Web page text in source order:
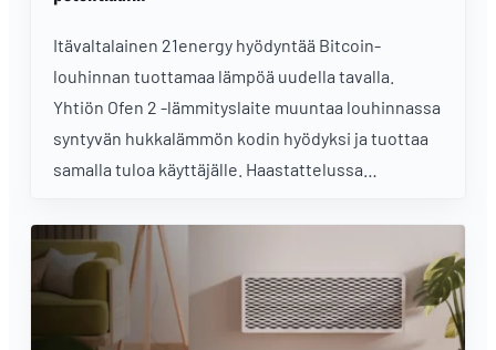
Itävaltalainen 21energy hyödyntää Bitcoin-
louhinnan tuottamaa lämpöä uudella tavalla.
Yhtiön Ofen 2 -lämmityslaite muuntaa louhinnassa
syntyvän hukkalämmön kodin hyödyksi ja tuottaa
samalla tuloa käyttäjälle. Haastattelussa
mistä idea syntyi, miten laite toimii ja millaisissa
kodeissa ratkaisu on kaikkein kannattavin.